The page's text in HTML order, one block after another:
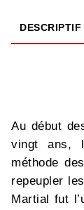
DESCRIPTIF
Au début
vingt ans,
méthode
repeupler
Martial fut